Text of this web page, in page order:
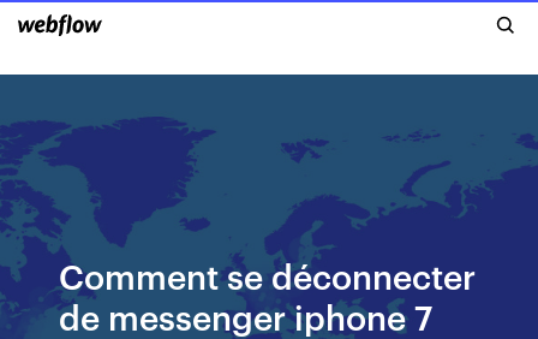
Comment se déconnecter
de messenger iphone 7